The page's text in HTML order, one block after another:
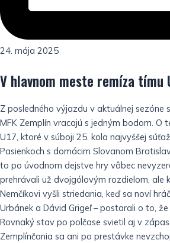
24. mája 2025
V hlavnom meste remíza tímu
Z posledného výjazdu v aktuálnej sezóne
MFK Zemplín vracajú s jedným bodom. O
U17, ktoré v súboji 25. kola najvyššej
Pasienkoch s domácim Slovanom
to po úvodnom dejstve hry vôbec
prehrávali už dvojgólovým rozdielom, ale
Nemčíkovi vyšli striedania, keď sa noví
Urbánek a Dávid Grigeľ – postarali o to,
Rovnaký stav po polčase svietil aj v
Zemplínčania sa ani po prestávke